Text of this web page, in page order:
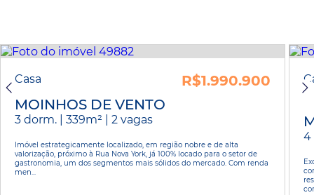
Casa
R$1.990.900
MOINHOS DE VENTO
3 dorm. | 339m² | 2 vagas
Imóvel estrategicamente localizado, em região nobre e de alta
valorização, próximo à Rua Nova York, já 100% locado para o setor de
gastronomia, um dos segmentos mais sólidos do mercado. Com renda
men...
4